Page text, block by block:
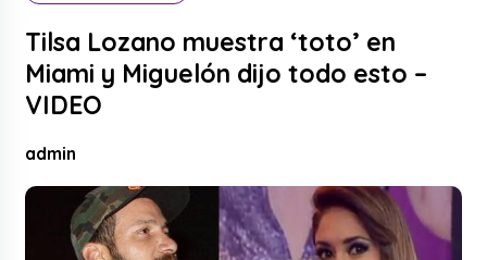
Tilsa Lozano muestra ‘toto’ en
Miami y Miguelón dijo todo esto –
VIDEO
admin